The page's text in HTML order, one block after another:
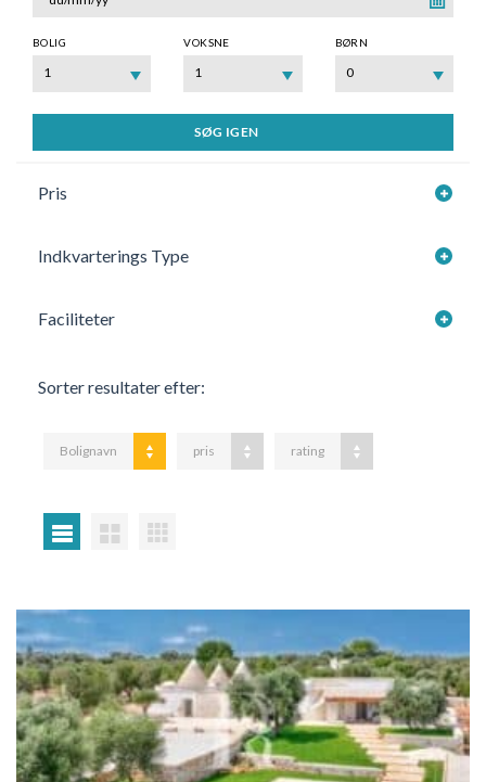
BOLIG
1
VOKSNE
1
BØRN
0
SØG IGEN
Pris
Indkvarterings Type
Faciliteter
Sorter resultater efter:
Bolignavn pris rating